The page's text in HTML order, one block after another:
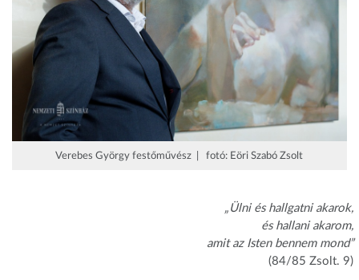
Verebes György festőművész | fotó: Eöri Szabó Zsolt
„Ülni és hallgatni akarok,
és hallani akarom,
amit az Isten bennem mond”
(84/85 Zsolt. 9)